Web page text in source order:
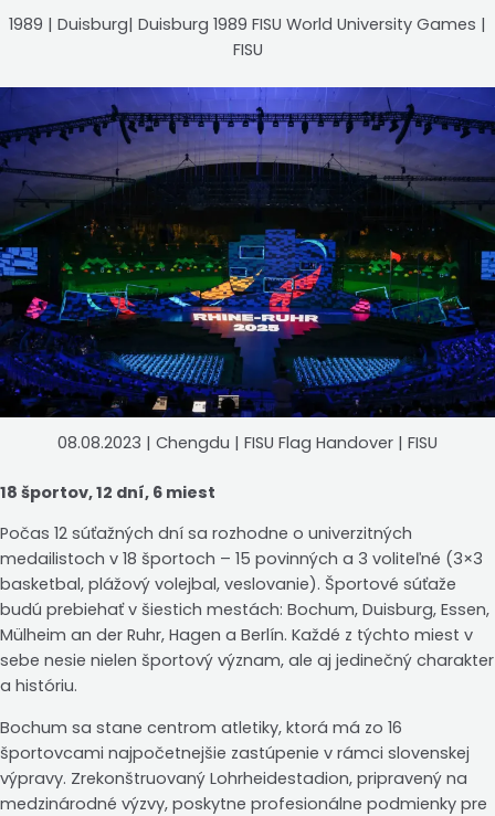
1989 | Duisburg| Duisburg 1989 FISU World University Games |
FISU
08.08.2023 | Chengdu | FISU Flag Handover | FISU
18 športov, 12 dní, 6 miest
Počas 12 súťažných dní sa rozhodne o univerzitných
medailistoch v 18 športoch – 15 povinných a 3 voliteľné (3×3
basketbal, plážový volejbal, veslovanie). Športové súťaže
budú prebiehať v šiestich mestách: Bochum, Duisburg, Essen,
Mülheim an der Ruhr, Hagen a Berlín. Každé z týchto miest v
sebe nesie nielen športový význam, ale aj jedinečný charakter
a históriu.
Bochum sa stane centrom atletiky, ktorá má zo 16
športovcami najpočetnejšie zastúpenie v rámci slovenskej
výpravy. Zrekonštruovaný Lohrheidestadion, pripravený na
medzinárodné výzvy, poskytne profesionálne podmienky pre